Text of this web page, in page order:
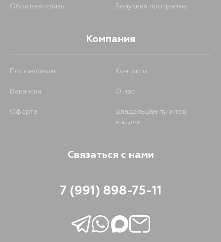
Обратная связь Бонусная программа
Компания
Поставщикам Контакты
Вакансии О нас
Оферта
Владельцам пунктов
выдачи
Связаться с нами
7 (991) 898-75-11